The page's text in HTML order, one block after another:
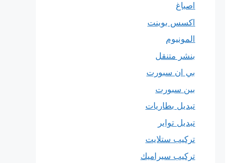
اصباغ
اكسس بوينت
المونيوم
بنشر متنقل
بي ان سبورت
بين سبورت
تبديل بطاريات
تبديل تواير
تركيب ستلايت
تركيب سيراميك